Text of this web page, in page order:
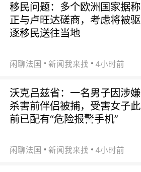
移民问题：多个欧洲国家据称
正与卢旺达磋商，考虑将被驱
逐移民送往当地
闲聊法国 新闻我来找 4小时前
沃克吕兹省：一名男子因涉嫌
杀害前伴侣被捕，受害女子此
前已配有“危险报警手机”
闲聊法国 新闻我来找 4小时前